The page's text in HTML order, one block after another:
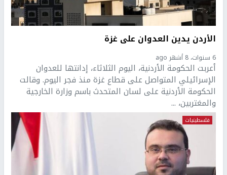
الأردن يدين العدوان على غزة
6 سنوات، 8 أشهر ago
أعربت الحكومة الأردنية، اليوم الثلاثاء، إدانتها للعدوان
الإسرائيلي المتواصل على قطاع غزة منذ فجر اليوم. وقالت
الحكومة الأردنية على لسان المتحدث باسم وزارة الخارجية
والمغتربين، ...
فلسطينيات